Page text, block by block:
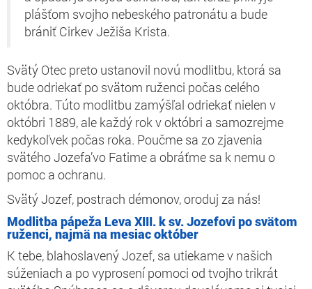
plášťom svojho nebeského patronátu a bude
brániť Cirkev Ježiša Krista.
Svätý Otec preto ustanovil novú modlitbu, ktorá sa
bude odriekať po svätom ruženci počas celého
októbra. Túto modlitbu zamýšľal odriekať nielen v
októbri 1889, ale každý rok v októbri a samozrejme
kedykoľvek počas roka. Poučme sa zo zjavenia
svätého Jozefa’vo Fatime a obráťme sa k nemu o
pomoc a ochranu.
Svätý Jozef, postrach démonov, oroduj za nás!
Modlitba pápeža Leva XIII. k sv. Jozefovi po svätom
ruženci, najmä na mesiac október
K tebe, blahoslavený Jozef, sa utiekame v našich
súženiach a po vyprosení pomoci od tvojho trikrát